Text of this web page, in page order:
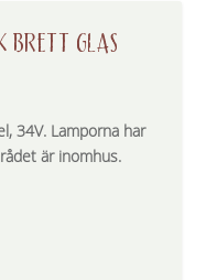
GLAS
34V. Lamporna har
är inomhus.